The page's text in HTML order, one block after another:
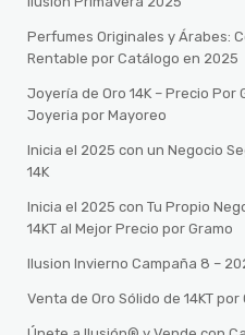
Perfumes Originales y Árabes:
Rentable por Catálogo en 2025
Joyería de Oro 14K – Precio Por
Joyeria por Mayoreo
Inicia el 2025 con un Negocio
14K
Inicia el 2025 con Tu Propio
14KT al Mejor Precio por Gramo
Ilusion Invierno Campaña 8 –
Venta de Oro Sólido de 14KT